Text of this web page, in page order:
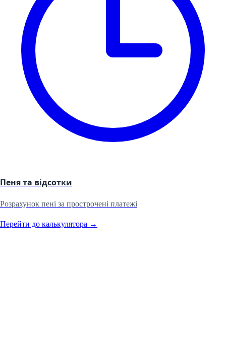
Пеня та відсотки
Розрахунок пені за прострочені платежі
Перейти до калькулятора →